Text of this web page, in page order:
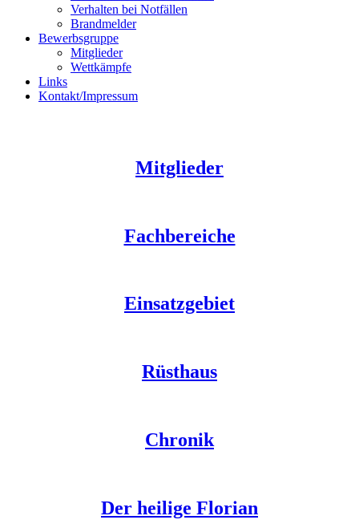
Verhalten bei Notfällen
Brandmelder
Bewerbsgruppe
Mitglieder
Wettkämpfe
Links
Kontakt/Impressum
Mitglieder
Fachbereiche
Einsatzgebiet
Rüsthaus
Chronik
Der heilige Florian